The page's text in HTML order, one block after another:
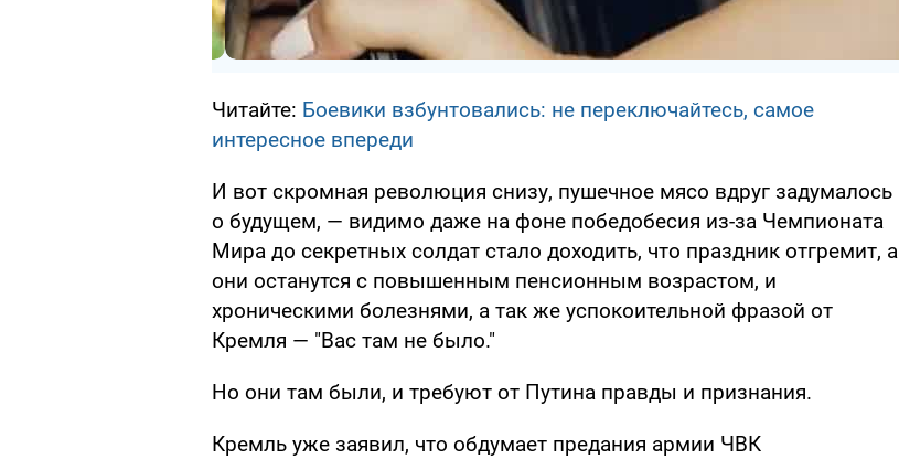
Читайте: Боевики взбунтовались: не переключайтесь, самое
интересное впереди
И вот скромная революция снизу, пушечное мясо вдруг задумалось
о будущем, — видимо даже на фоне победобесия из-за Чемпионата
Мира до секретных солдат стало доходить, что праздник отгремит, а
они останутся с повышенным пенсионным возрастом, и
хроническими болезнями, а так же успокоительной фразой от
Кремля — "Вас там не было."
Но они там были, и требуют от Путина правды и признания.
Кремль уже заявил, что обдумает предания армии ЧВК